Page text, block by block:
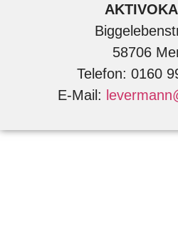
58706
Telefon: 0160
E-Mail: